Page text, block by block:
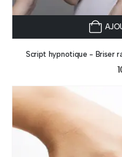
Script hypnotique - Briser